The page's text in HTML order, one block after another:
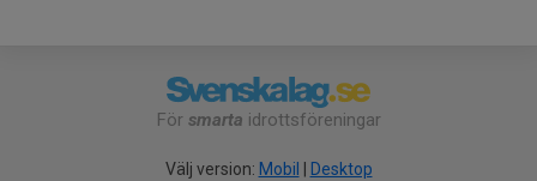
För smarta idrottsföreningar
Välj version: Mobil | Desktop